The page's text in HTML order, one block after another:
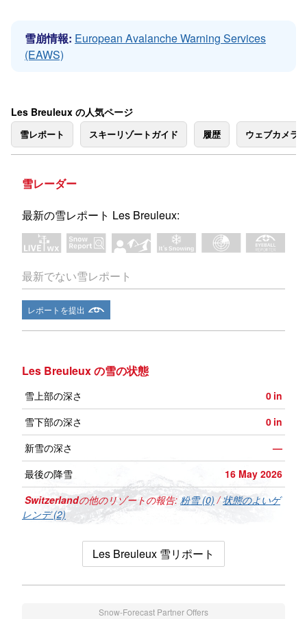
雪崩情報: European Avalanche Warning Services
(EAWS)
Les Breuleux の人気ページ
雪レポート スキーリゾートガイド 履歴 ウェブカメラ
雪レーダー
最新の雪レポート Les Breuleux:
最新でない雪レポート
レポートを提出
Les Breuleux の雪の状態
雪上部の深さ 0 in
雪下部の深さ
0 in
新雪の深さ
—
最後の降雪
16 May 2026
Switzerlandの他のリゾートの報告: 粉雪 (0) /状態のよいゲ
レンデ (2)
Les Breuleux 雪リポート
Snow-Forecast Partner Offers